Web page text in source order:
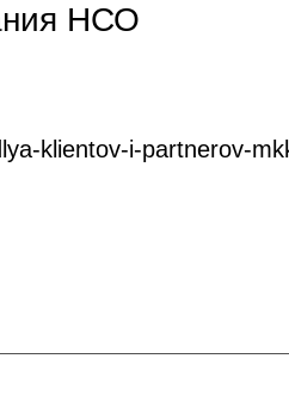
НСО
klientov-i-partnerov-